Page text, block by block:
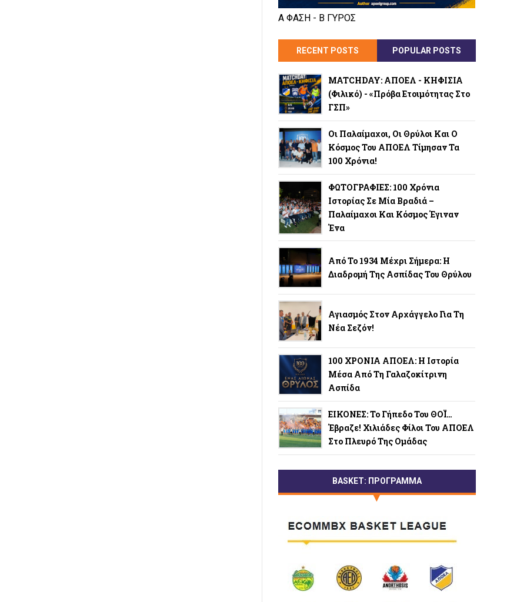
Α ΦΑΣΗ - Β ΓΥΡΟΣ
RECENT POSTS POPULAR POSTS
MATCHDAY: ΑΠΟΕΛ - ΚΗΦΙΣΙΑ
(φιλικό) - «Πρόβα Ετοιμότητας Στο
ΓΣΠ»
Οι Παλαίμαχοι, Οι Θρύλοι Και Ο
Κόσμος Του ΑΠΟΕΛ Τίμησαν Τα
100 Χρόνια!
ΦΩΤΟΓΡΑΦΙΕΣ: 100 Χρόνια
Ιστορίας Σε Μία Βραδιά –
Παλαίμαχοι Και Κόσμος Έγιναν
Ένα
Από Το 1934 Μέχρι Σήμερα: Η
Διαδρομή Της Ασπίδας Του Θρύλου
Αγιασμός Στον Αρχάγγελο Για Τη
Νέα Σεζόν!
100 ΧΡΟΝΙΑ ΑΠΟΕΛ: Η Ιστορία
Μέσα Από Τη Γαλαζοκίτρινη
Ασπίδα
ΕΙΚΟΝΕΣ: Το Γήπεδο Του ΘΟΪ…
Έβραζε! Χιλιάδες Φίλοι Του ΑΠΟΕΛ
Στο Πλευρό Της Ομάδας
BASKET: ΠΡΟΓΡΑΜΜΑ